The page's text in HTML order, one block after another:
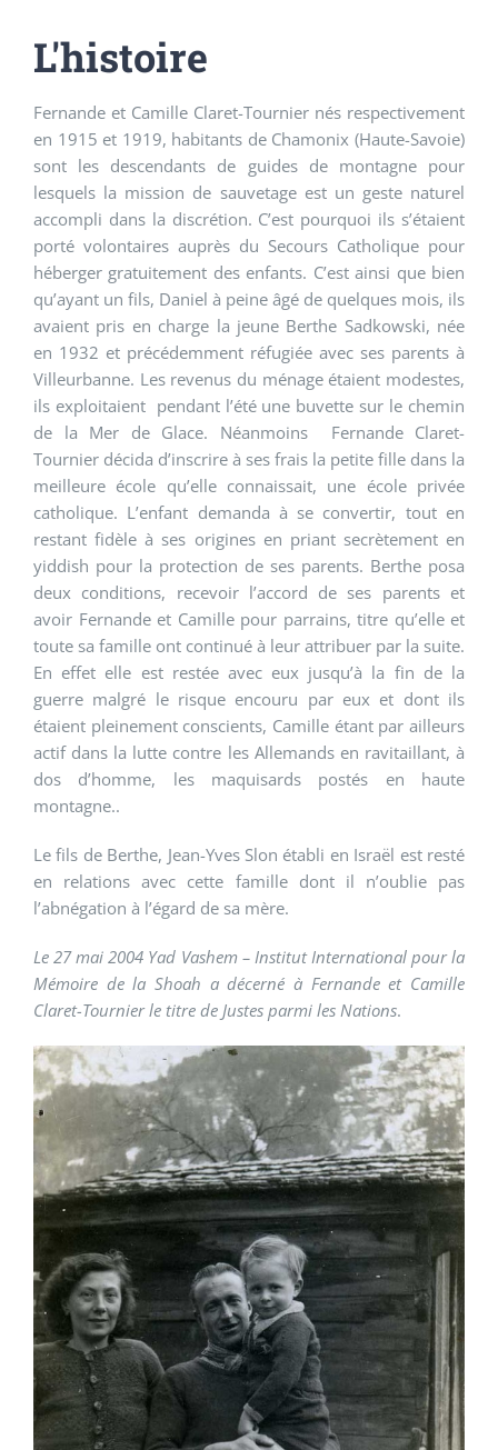
L'histoire
Fernande et Camille Claret-Tournier nés respectivement
en 1915 et 1919, habitants de Chamonix (Haute-Savoie)
sont les descendants de guides de montagne pour
lesquels la mission de sauvetage est un geste naturel
accompli dans la discrétion. C’est pourquoi ils s’étaient
porté volontaires auprès du Secours Catholique pour
héberger gratuitement des enfants. C’est ainsi que bien
qu’ayant un fils, Daniel à peine âgé de quelques mois, ils
avaient pris en charge la jeune Berthe Sadkowski, née
en 1932 et précédemment réfugiée avec ses parents à
Villeurbanne. Les revenus du ménage étaient modestes,
ils exploitaient pendant l’été une buvette sur le chemin
de la Mer de Glace. Néanmoins Fernande Claret-
Tournier décida d’inscrire à ses frais la petite fille dans la
meilleure école qu’elle connaissait, une école privée
catholique. L’enfant demanda à se convertir, tout en
restant fidèle à ses origines en priant secrètement en
yiddish pour la protection de ses parents. Berthe posa
deux conditions, recevoir l’accord de ses parents et
avoir Fernande et Camille pour parrains, titre qu’elle et
toute sa famille ont continué à leur attribuer par la suite.
En effet elle est restée avec eux jusqu’à la fin de la
guerre malgré le risque encouru par eux et dont ils
étaient pleinement conscients, Camille étant par ailleurs
actif dans la lutte contre les Allemands en ravitaillant, à
dos d’homme, les maquisards postés en haute
montagne..
Le fils de Berthe, Jean-Yves Slon établi en Israël est resté
en relations avec cette famille dont il n’oublie pas
l’abnégation à l’égard de sa mère.
Le 27 mai 2004 Yad Vashem – Institut International pour la
Mémoire de la Shoah a décerné à Fernande et Camille
Claret-Tournier le titre de Justes parmi les Nations.